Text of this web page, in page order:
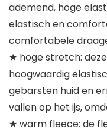
ademend, hoge
elastisch en
comfortabele
★ hoge stretch:
hoogwaardig
gebarsten huid en
vallen op het ijs,
★ warm fleece: de